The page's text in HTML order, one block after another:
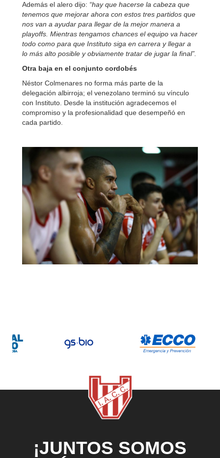
Además el alero dijo: “hay que hacerse la cabeza que
tenemos que mejorar ahora con estos tres partidos que
nos van a ayudar para llegar de la mejor manera a
playoffs. Mientras tengamos chances el equipo va hacer
todo como para que Instituto siga en carrera y llegar a
lo más alto posible y obviamente tratar de jugar la final”.
Otra baja en el conjunto cordobés
Néstor Colmenares no forma más parte de la
delegación albirroja; el venezolano terminó su vínculo
con Instituto. Desde la institución agradecemos el
compromiso y la profesionalidad que desempeñó en
cada partido.
¡JUNTOS SOMOS